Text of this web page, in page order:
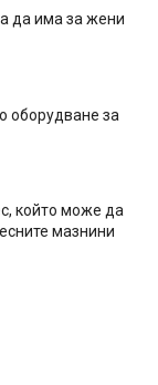
да има за жени
оборудване за
който може да
мазнини